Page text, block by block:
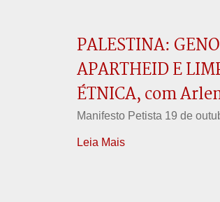
PALESTINA:
APARTHEID E
ÉTNICA, com
Manifesto Petista 19 de
Leia Mais